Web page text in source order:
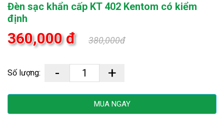
Đèn sạc khẩn cấp KT 402 Kentom có kiểm
định
360,000 đ 380,000đ
Số lượng: - +
MUA NGAY